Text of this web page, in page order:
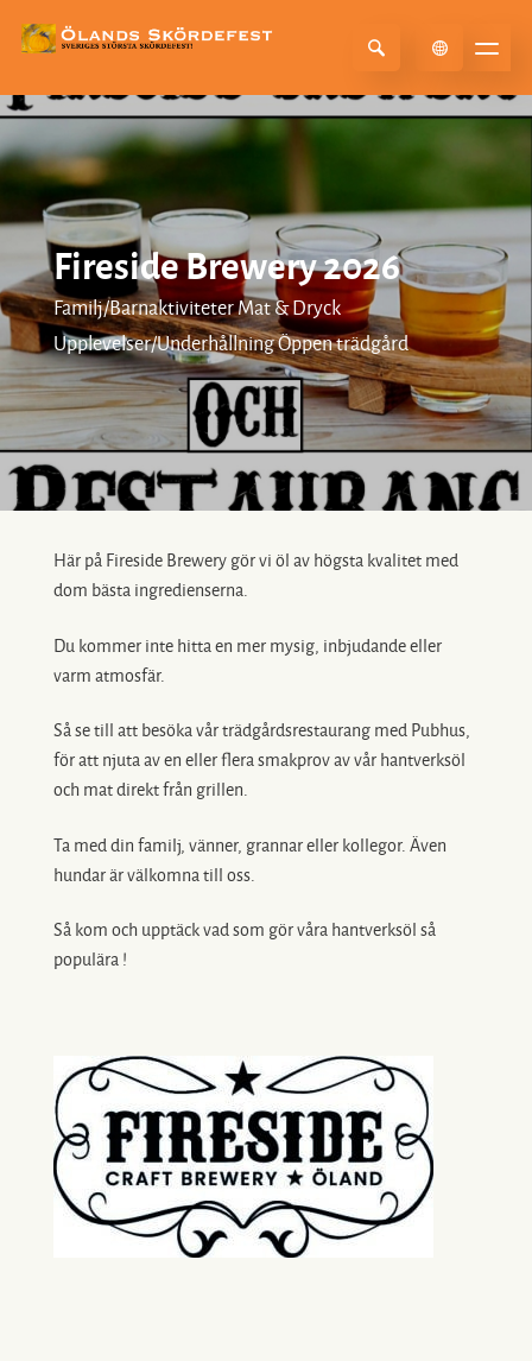
Fireside Brewery 2026
Familj/Barnaktiviteter Mat & Dryck
Upplevelser/Underhållning Öppen trädgård
Här på Fireside Brewery gör vi öl av högsta kvalitet med
dom bästa ingredienserna.
Du kommer inte hitta en mer mysig, inbjudande eller
varm atmosfär.
Så se till att besöka vår trädgårdsrestaurang med Pubhus,
för att njuta av en eller flera smakprov av vår hantverksöl
och mat direkt från grillen.
Ta med din familj, vänner, grannar eller kollegor. Även
hundar är välkomna till oss.
Så kom och upptäck vad som gör våra hantverksöl så
populära !